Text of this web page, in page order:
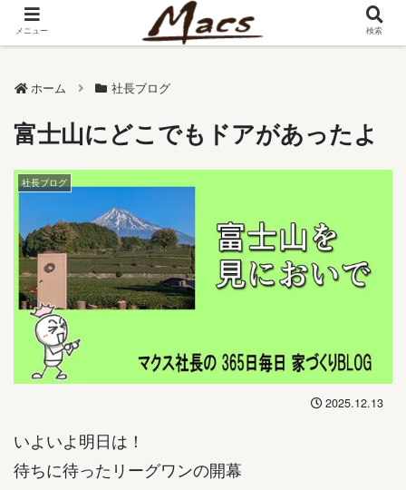
ホーム 社長ブログ
富士山にどこでもドアがあったよ
社長ブログ
2025.12.13
いよいよ明日は！
待ちに待ったリーグワンの開幕
メニュー 検索